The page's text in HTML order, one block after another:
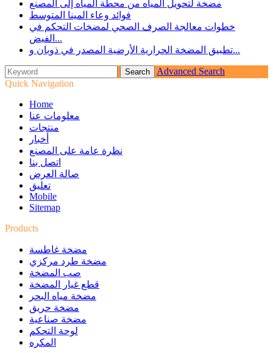
مضخة لتحويل المياه من محطة المياه إلى المصنع
فوائد وعاء المينا المتوسط
خطوات معالجة الصرف الصحي لمضخات التحكم في
الفيض...
تطبيق المضخة الحرارية الأرضية المصدر في ذوبان و...
Advanced Search
Quick Navigation
Home
معلومات عنا
منتجات
أخبار
نظرة عامة على المصنع
اتصل بنا
صالة العرض
تعليق
Mobile
Sitemap
Products
مضخة غاطسة
مضخة طرد مركزي
صب المضخة
قطع غيار المضخة
مضخة مياه البحر
مضخة حريق
مضخة صناعية
لوحة التحكم
المكره